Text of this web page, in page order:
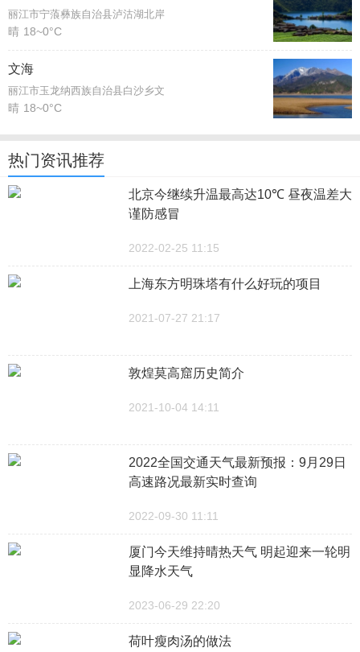
丽江市宁蒗彝族自治县泸沽湖北岸
晴 18~0°C
文海
丽江市玉龙纳西族自治县白沙乡文
晴 18~0°C
热门资讯推荐
北京今继续升温最高达10℃ 昼夜温差大
谨防感冒
2022-02-25 11:15
上海东方明珠塔有什么好玩的项目
2021-07-27 21:17
敦煌莫高窟历史简介
2021-10-04 14:11
2022全国交通天气最新预报：9月29日
高速路况最新实时查询
2022-09-30 11:11
厦门今天维持晴热天气 明起迎来一轮明
显降水天气
2023-06-29 22:20
荷叶瘦肉汤的做法